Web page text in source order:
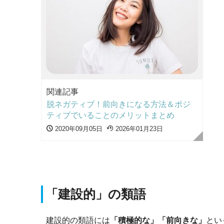
関連記事
脱ネガティブ！前向きになる方法＆ポジ
ティブでいることのメリットまとめ
2020年09月05日 2026年01月23日
「建設的」の類語
建設的の類語には 「積極的な」「前向きな」 とい